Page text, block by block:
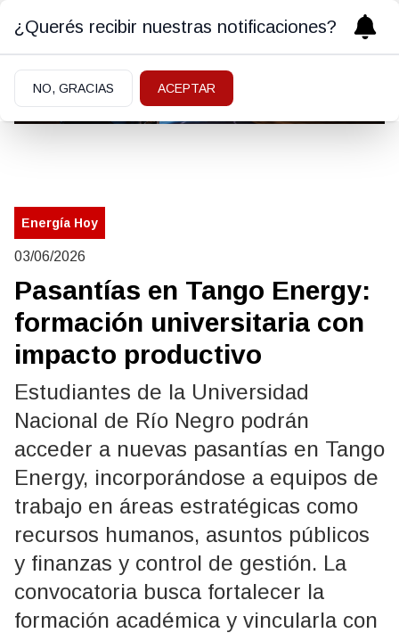
Energía Hoy
03/06/2026
Pasantías en Tango Energy:
formación universitaria con
impacto productivo
Estudiantes de la Universidad
Nacional de Río Negro podrán
acceder a nuevas pasantías en Tango
Energy, incorporándose a equipos de
trabajo en áreas estratégicas como
recursos humanos, asuntos públicos
y finanzas y control de gestión. La
convocatoria busca fortalecer la
formación académica y vincularla con
¿Querés recibir nuestras notificaciones?
NO, GRACIAS ACEPTAR